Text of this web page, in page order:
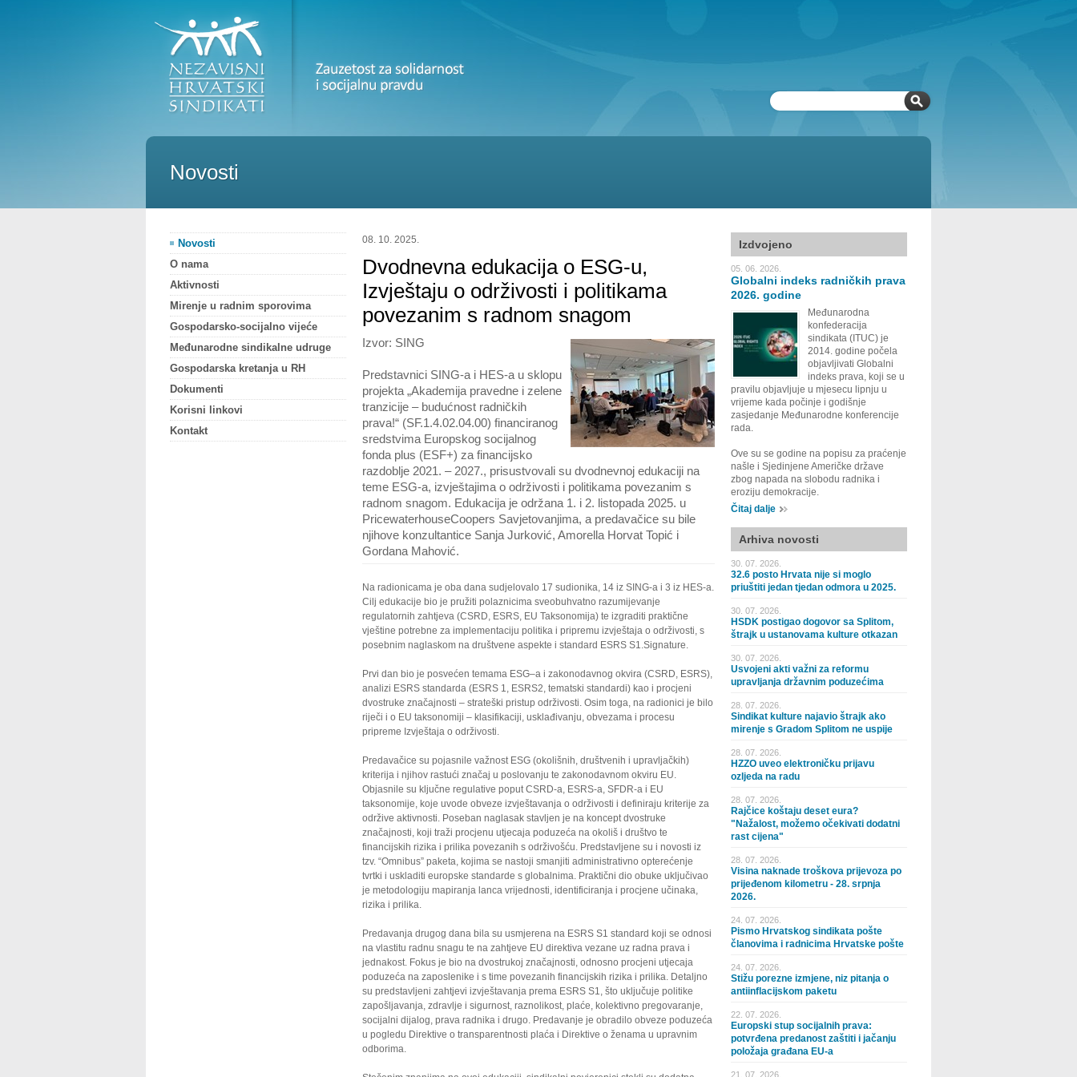
Novosti
08. 10. 2025.
Dvodnevna edukacija o ESG-u,
Izvještaju o održivosti i politikama
povezanim s radnom snagom
Izvor: SING
Predstavnici SING-a i HES-a u sklopu
projekta „Akademija pravedne i zelene
tranzicije – budućnost radničkih
prava!“ (SF.1.4.02.04.00) financiranog
sredstvima Europskog socijalnog
fonda plus (ESF+) za financijsko
razdoblje 2021. – 2027., prisustvovali su dvodnevnoj edukaciji na
teme ESG-a, izvještajima o održivosti i politikama povezanim s
radnom snagom. Edukacija je održana 1. i 2. listopada 2025. u
PricewaterhouseCoopers Savjetovanjima, a predavačice su bile
njihove konzultantice Sanja Jurković, Amorella Horvat Topić i
Gordana Mahović.
Na radionicama je oba dana sudjelovalo 17 sudionika, 14 iz SING-a i 3 iz HES-a.
Cilj edukacije bio je pružiti polaznicima sveobuhvatno razumijevanje
regulatornih zahtjeva (CSRD, ESRS, EU Taksonomija) te izgraditi praktične
vještine potrebne za implementaciju politika i pripremu izvještaja o održivosti, s
posebnim naglaskom na društvene aspekte i standard ESRS S1.Signature.
Prvi dan bio je posvećen temama ESG–a i zakonodavnog okvira (CSRD, ESRS),
analizi ESRS standarda (ESRS 1, ESRS2, tematski standardi) kao i procjeni
dvostruke značajnosti – strateški pristup održivosti. Osim toga, na radionici je bilo
riječi i o EU taksonomiji – klasifikaciji, usklađivanju, obvezama i procesu
pripreme Izvještaja o održivosti.
Predavačice su pojasnile važnost ESG (okolišnih, društvenih i upravljačkih)
kriterija i njihov rastući značaj u poslovanju te zakonodavnom okviru EU.
Objasnile su ključne regulative poput CSRD-a, ESRS-a, SFDR-a i EU
taksonomije, koje uvode obveze izvještavanja o održivosti i definiraju kriterije za
održive aktivnosti. Poseban naglasak stavljen je na koncept dvostruke
značajnosti, koji traži procjenu utjecaja poduzeća na okoliš i društvo te
financijskih rizika i prilika povezanih s održivošću. Predstavljene su i novosti iz
tzv. “Omnibus” paketa, kojima se nastoji smanjiti administrativno opterećenje
tvrtki i uskladiti europske standarde s globalnima. Praktični dio obuke uključivao
je metodologiju mapiranja lanca vrijednosti, identificiranja i procjene učinaka,
rizika i prilika.
Predavanja drugog dana bila su usmjerena na ESRS S1 standard koji se odnosi
na vlastitu radnu snagu te na zahtjeve EU direktiva vezane uz radna prava i
jednakost. Fokus je bio na dvostrukoj značajnosti, odnosno procjeni utjecaja
poduzeća na zaposlenike i s time povezanih financijskih rizika i prilika. Detaljno
su predstavljeni zahtjevi izvještavanja prema ESRS S1, što uključuje politike
zapošljavanja, zdravlje i sigurnost, raznolikost, plaće, kolektivno pregovaranje,
socijalni dijalog, prava radnika i drugo. Predavanje je obradilo obveze poduzeća
u pogledu Direktive o transparentnosti plaća i Direktive o ženama u upravnim
odborima.
Novosti
O nama
Aktivnosti
Mirenje u radnim sporovima
Gospodarsko-socijalno vijeće
Međunarodne sindikalne udruge
Gospodarska kretanja u RH
Dokumenti
Korisni linkovi
Kontakt
Izdvojeno
05. 06. 2026.
Globalni indeks radničkih prava
2026. godine
Međunarodna
konfederacija
sindikata (ITUC) je
2014. godine počela
objavljivati Globalni
indeks prava, koji se u
pravilu objavljuje u mjesecu lipnju u
vrijeme kada počinje i godišnje
zasjedanje Međunarodne konferencije
rada.
Ove su se godine na popisu za praćenje
našle i Sjedinjene Američke države
zbog napada na slobodu radnika i
eroziju demokracije.
Čitaj dalje
Arhiva novosti
30. 07. 2026.
32.6 posto Hrvata nije si moglo
priuštiti jedan tjedan odmora u 2025.
30. 07. 2026.
HSDK postigao dogovor sa Splitom,
štrajk u ustanovama kulture otkazan
30. 07. 2026.
Usvojeni akti važni za reformu
upravljanja državnim poduzećima
28. 07. 2026.
Sindikat kulture najavio štrajk ako
mirenje s Gradom Splitom ne uspije
28. 07. 2026.
HZZO uveo elektroničku prijavu
ozljeda na radu
28. 07. 2026.
Rajčice koštaju deset eura?
"Nažalost, možemo očekivati dodatni
rast cijena"
28. 07. 2026.
Visina naknade troškova prijevoza po
prijeđenom kilometru - 28. srpnja
2026.
24. 07. 2026.
Pismo Hrvatskog sindikata pošte
članovima i radnicima Hrvatske pošte
24. 07. 2026.
Stižu porezne izmjene, niz pitanja o
antiinflacijskom paketu
22. 07. 2026.
Europski stup socijalnih prava:
potvrđena predanost zaštiti i jačanju
položaja građana EU-a
21. 07. 2026.